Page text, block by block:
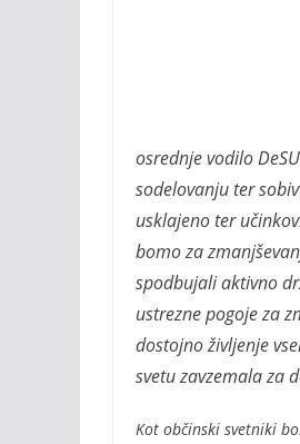
osrednje vodilo
sodelovanju ter
usklajeno ter
bomo za
spodbujali aktivno
ustrezne pogoje za
dostojno življenje
svetu zavzemala za
Kot občinski svetniki